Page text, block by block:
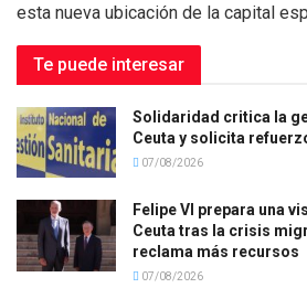
esta nueva ubicación de la capital
Te puede interesar
Solidaridad critica la
Ceuta y solicita
07/08/2026
Felipe VI prepara una
Ceuta tras la crisis
reclama más recursos
07/08/2026